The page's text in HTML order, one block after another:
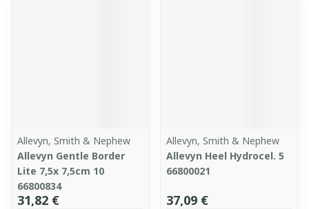
Allevyn, Smith & Nephew
Allevyn Gentle Border
Lite 7,5x 7,5cm 10
66800834
31,82 €
Allevyn, Smith & Nephew
Allevyn Heel Hydrocel. 5
66800021
37,09 €